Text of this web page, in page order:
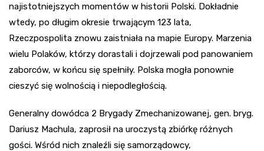
najistotniejszych momentów w historii Polski. Dokładnie
wtedy, po długim okresie trwającym 123 lata,
Rzeczpospolita znowu zaistniała na mapie Europy. Marzenia
wielu Polaków, którzy dorastali i dojrzewali pod panowaniem
zaborców, w końcu się spełniły. Polska mogła ponownie
cieszyć się wolnością i niepodległością.
Generalny dowódca 2 Brygady Zmechanizowanej, gen. bryg.
Dariusz Machula, zaprosił na uroczystą zbiórkę różnych
gości. Wśród nich znaleźli się samorządowcy,